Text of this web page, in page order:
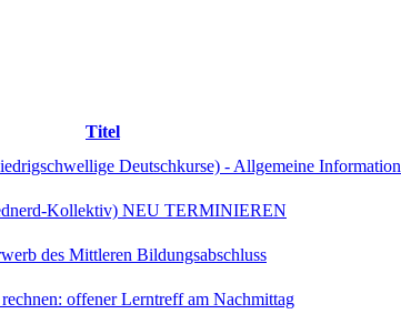
Titel
Deutschkurse) - Allgemeine Information
Kollektiv) NEU TERMINIEREN
des Mittleren Bildungsabschluss
offener Lerntreff am Nachmittag